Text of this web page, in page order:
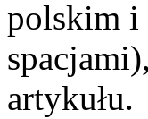
polskim i
spacjami),
artykułu.